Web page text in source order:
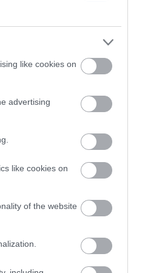
like cookies on
advertising
like cookies on
of the website
ebben a
fizikális
részvétel
hogy az
jobban
kilenc
Budakeszi
Budapesti
Sportszövetség
DK-Team
eltévedés
feladás (5)
Fortepan
Együtt
futás (435
GPS óra (5
19) hízás
időjárás (
izomláz
6
Kékes csúcsfutás
körtúra (6)
lineáris útvonal